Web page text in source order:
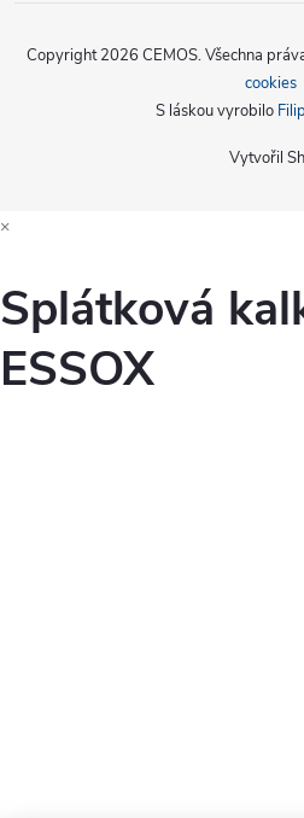
Vytvořil
Copyright 2026 CEMOS. Všechna
cookies
S láskou vyrobilo
×
Splátková
ESSOX